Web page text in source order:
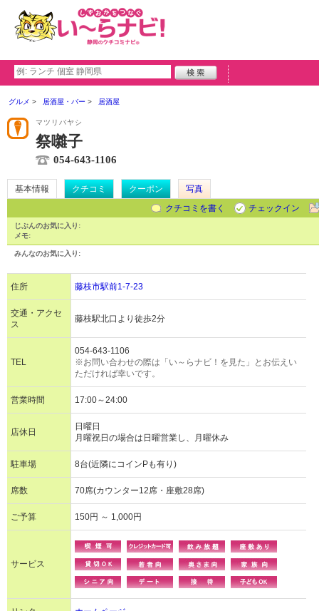
グルメ 居酒屋・バー 居酒屋
マツリバヤシ
祭囃子
054-643-1106
基本情報 クチコミ クーポン
写真
クチコミを書く
チェックイン
じぶんのお気に入り:
メモ:
みんなのお気に入り:
住所 藤枝市駅前1-7-23
交通・アクセ
ス
藤枝駅北口より徒歩2分
TEL
054-643-1106
※お問い合わせの際は「い～らナビ！を見た」とお伝えい
ただければ幸いです。
営業時間 17:00～24:00
店休日
日曜日
月曜祝日の場合は日曜営業し、月曜休み
駐車場 8台(近隣にコインPも有り)
席数 70席(カウンター12席・座敷28席)
ご予算 150円 ～ 1,000円
サービス